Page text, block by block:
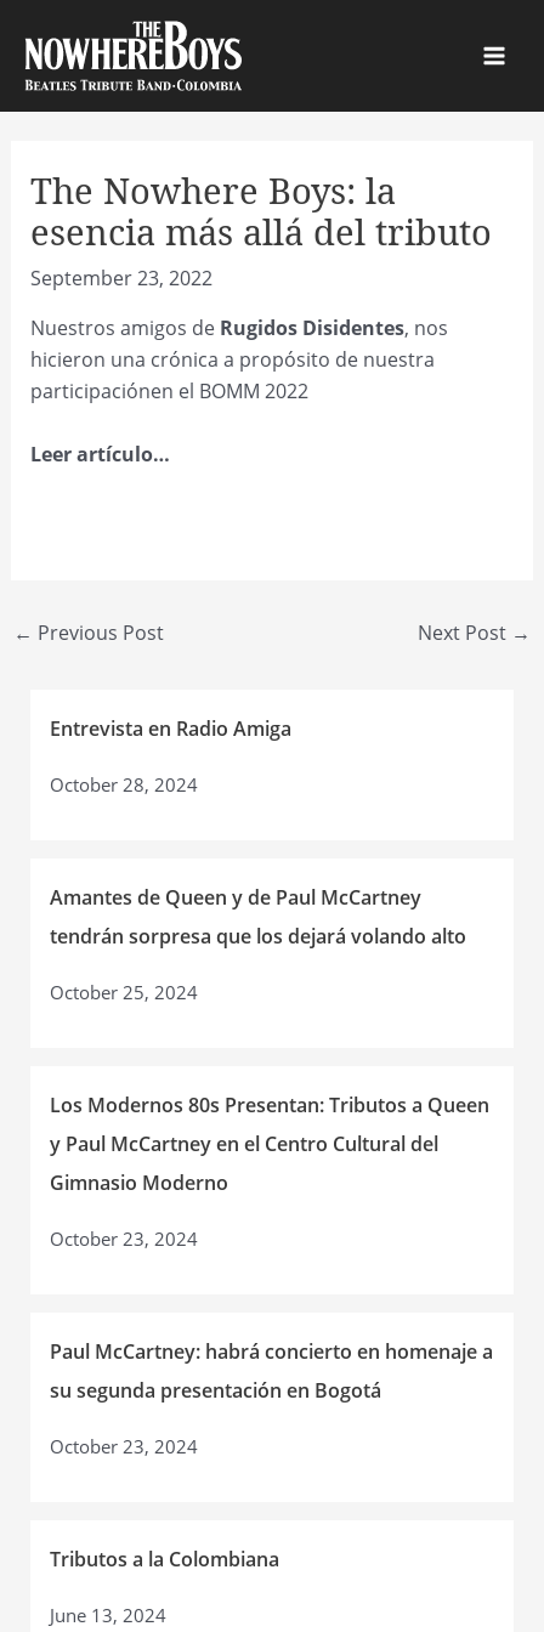
content
The Nowhere Boys: la
esencia más allá del tributo
September 23, 2022
Nuestros amigos de Rugidos Disidentes, nos
hicieron una crónica a propósito de nuestra
participaciónen el BOMM 2022
Leer artículo…
Post
← Previous Post Next Post →
Entrevista en Radio Amiga
October 28, 2024
Amantes de Queen y de Paul McCartney
tendrán sorpresa que los dejará volando alto
October 25, 2024
Los Modernos 80s Presentan: Tributos a Queen
y Paul McCartney en el Centro Cultural del
Gimnasio Moderno
October 23, 2024
Paul McCartney: habrá concierto en homenaje a
su segunda presentación en Bogotá
October 23, 2024
Tributos a la Colombiana
June 13, 2024